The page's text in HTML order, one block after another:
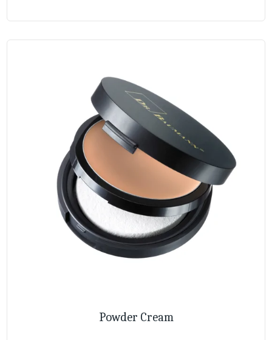
Powder Cream